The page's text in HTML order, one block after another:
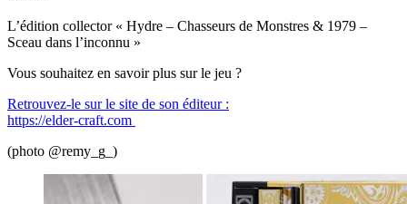
L’édition collector « Hydre – Chasseurs de Monstres & 1979 –
Sceau dans l’inconnu »
Vous souhaitez en savoir plus sur le jeu ?
Retrouvez-le sur le site de son éditeur :
https://elder-craft.com
(photo @remy_g_)